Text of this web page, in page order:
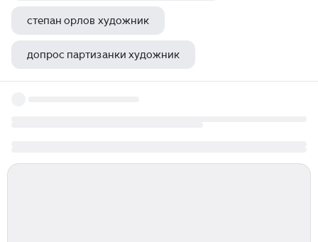
степан орлов художник
допрос партизанки художник